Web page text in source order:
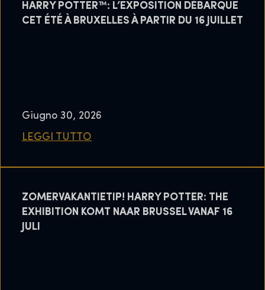
HARRY POTTER™: L’EXPOSITION DÉBARQUE
CET ÉTÉ À BRUXELLES À PARTIR DU 16 JUILLET
Giugno 30, 2026
LEGGI TUTTO
ZOMERVAKANTIETIP! HARRY POTTER: THE
EXHIBITION KOMT NAAR BRUSSEL VANAF 16
JULI